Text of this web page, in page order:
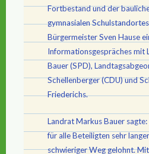
Fortbestand und der
gymnasialen Schulstandortes
Bürgermeister Sven Hause
Informationsgespräches mit
Bauer (SPD),
Schellenberger (CDU) und
Friederichs.
Landrat Markus Bauer
für alle Beteiligten sehr
schwieriger Weg gelohnt.